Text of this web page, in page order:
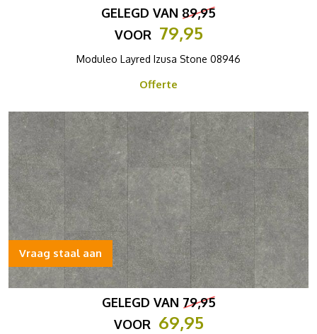
GELEGD VAN 89,95
VOOR 79,95
Moduleo Layred Izusa Stone 08946
Offerte
GELEGD VAN 79,95
VOOR 69,95
Vraag staal aan